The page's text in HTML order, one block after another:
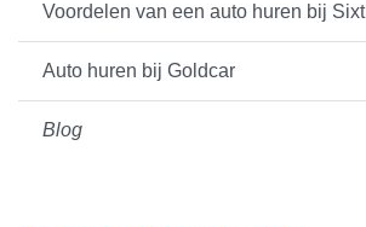
Voordelen van een auto huren bij Sixt
Auto huren bij Goldcar
Blog